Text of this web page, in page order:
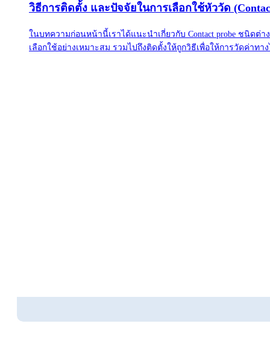
วิธีการติดตั้ง และปัจจัยในการเลือกใช้หัววัด
ในบทความก่อนหน้านี้เราได้แนะนำเกี่ยวกับ Contact probe ชนิดต่
เลือกใช้อย่างเหมาะสม รวมไปถึงติดตั้งให้ถูกวิธีเพื่อให้การวัดค่าทา